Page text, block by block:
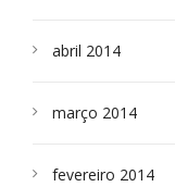
abril 2014
março 2014
fevereiro 2014